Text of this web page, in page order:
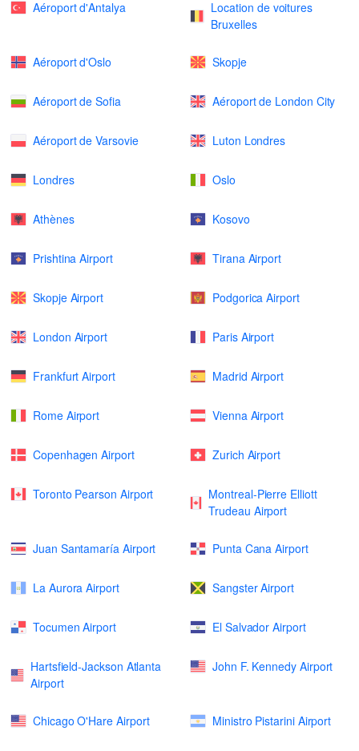
Aéroport d'Antalya
Location de voitures
Bruxelles
Aéroport d'Oslo Skopje
Aéroport de Sofia Aéroport de London City
Aéroport de Varsovie Luton Londres
Londres Oslo
Athènes Kosovo
Prishtina Airport Tirana Airport
Skopje Airport Podgorica Airport
London Airport Paris Airport
Frankfurt Airport Madrid Airport
Rome Airport Vienna Airport
Copenhagen Airport Zurich Airport
Toronto Pearson Airport
Montreal-Pierre Elliott
Trudeau Airport
Juan Santamaría Airport Punta Cana Airport
La Aurora Airport Sangster Airport
Tocumen Airport El Salvador Airport
Hartsfield-Jackson Atlanta
Airport
John F. Kennedy Airport
Chicago O'Hare Airport Ministro Pistarini Airport